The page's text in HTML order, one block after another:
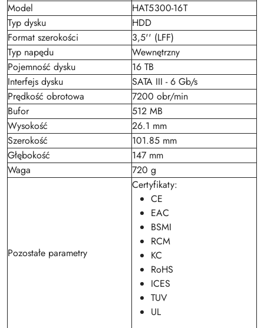
Model
HAT5300-16T
Typ dysku
HDD
Format szerokości
3,5'' (LFF)
Typ napędu
Wewnętrzny
Pojemność dysku
16 TB
Interfejs dysku
SATA III - 6 Gb/s
Prędkość obrotowa
7200 obr/min
Bufor
512 MB
Wysokość
26.1 mm
Szerokość
101.85 mm
Głębokość
147 mm
Waga
720 g
Pozostałe parametry
Certyfikaty:
CE
EAC
BSMI
RCM
KC
RoHS
ICES
TUV
UL